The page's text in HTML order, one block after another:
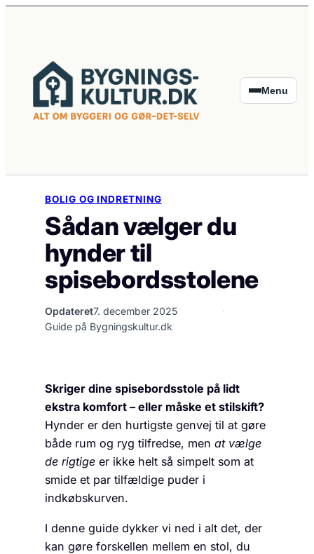
Menu
BOLIG OG INDRETNING
Sådan vælger du
hynder til
spisebordsstolene
Opdateret7. december 2025
Guide på Bygningskultur.dk
Skriger dine spisebordsstole på lidt
ekstra komfort – eller måske et stilskift?
Hynder er den hurtigste genvej til at gøre
både rum og ryg tilfredse, men at vælge
de rigtige er ikke helt så simpelt som at
smide et par tilfældige puder i
indkøbskurven.
I denne guide dykker vi ned i alt det, der
kan gøre forskellen mellem en stol, du